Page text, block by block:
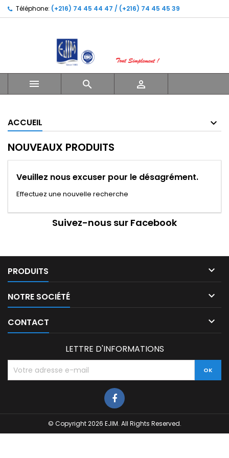
Téléphone: (+216) 74 45 44 47 / (+216) 74 45 45 39
  
ACCUEIL
NOUVEAUX PRODUITS
Veuillez nous excuser pour le désagrément.
Effectuez une nouvelle recherche
Suivez-nous sur Facebook
PRODUITS 
NOTRE SOCIÉTÉ 
CONTACT 
LETTRE D'INFORMATIONS
© Copyright 2026 EJIM. All Rights Reserved.